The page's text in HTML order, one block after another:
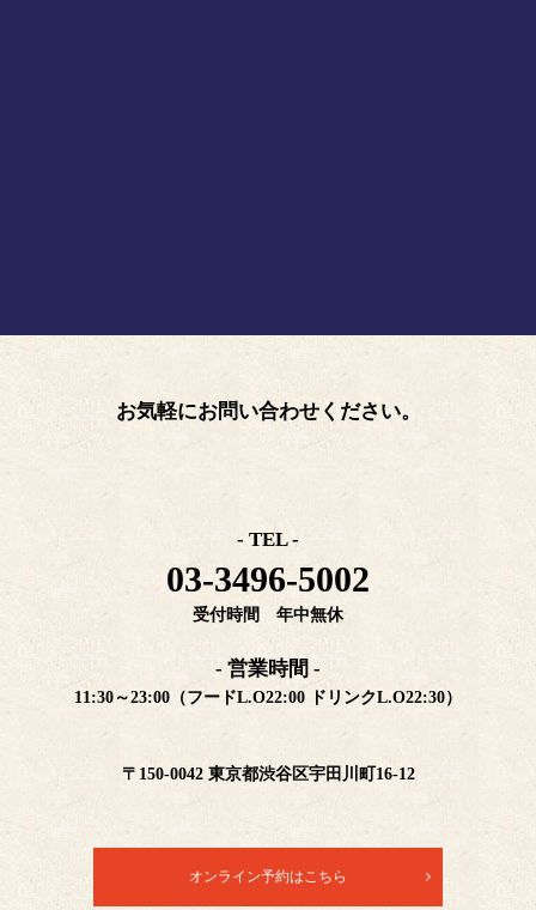
お気軽にお問い合わせください。
- TEL -
03-3496-5002
受付時間 年中無休
- 営業時間 -
11:30～23:00（フードL.O22:00 ドリンクL.O22:30）
〒150-0042 東京都渋谷区宇田川町16-12
オンライン予約はこちら